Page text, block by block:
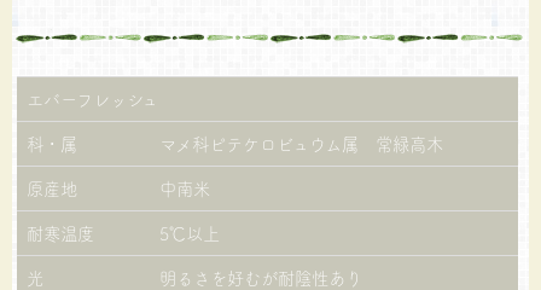
エバーフレッシュ
科・属
マメ科ピテケロビュウム属 常緑高木
原産地
中南米
耐寒温度
5℃以上
光
明るさを好むが耐陰性あり